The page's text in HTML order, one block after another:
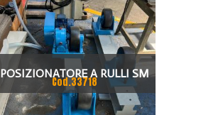
POSIZIONATORE A RULLI SM
Cod.33718